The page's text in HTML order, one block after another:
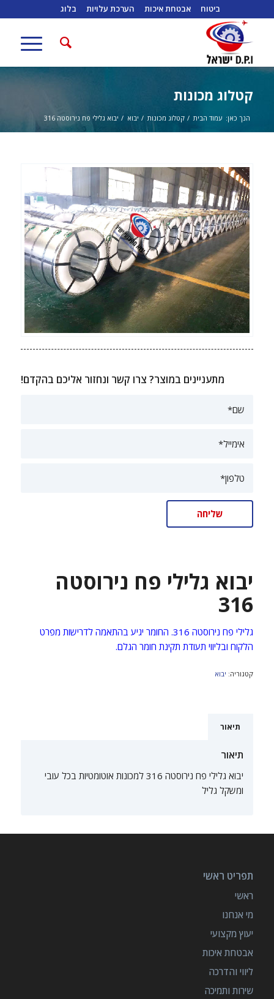
ביטוח אבטחת איכות הערכת עלויות בלוג
קטלוג מכונות
הנך כאן: עמוד הבית / קטלוג מכונות / יבוא / יבוא גלילי פח נירוסטה 316
מתעניינים במוצר? צרו קשר ונחזור אליכם בהקדם!
יבוא גלילי פח נירוסטה
316
גלילי פח נירוסטה 316. החומר יגיע בהתאמה לדרישות מפרט
הלקוח ובליווי תעודת תקינת חומר הגלם.
קטגוריה: יבוא
תיאור
תיאור
יבוא גלילי פח נירוסטה 316 למכונות אוטומטיות בכל עובי
ומשקל גליל
תפריט ראשי
ראשי
מי אנחנו
יעוץ מקצועי
אבטחת איכות
ליווי והדרכה
שירות ותמיכה